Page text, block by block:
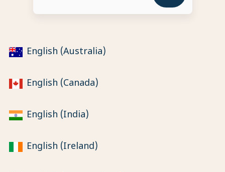
English (Australia)
English (Canada)
English (India)
English (Ireland)